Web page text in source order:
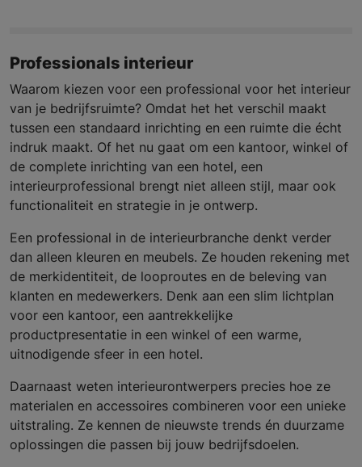
Professionals interieur
Waarom kiezen voor een professional voor het interieur
van je bedrijfsruimte? Omdat het het verschil maakt
tussen een standaard inrichting en een ruimte die écht
indruk maakt. Of het nu gaat om een kantoor, winkel of
de complete inrichting van een hotel, een
interieurprofessional brengt niet alleen stijl, maar ook
functionaliteit en strategie in je ontwerp.
Een professional in de interieurbranche denkt verder
dan alleen kleuren en meubels. Ze houden rekening met
de merkidentiteit, de looproutes en de beleving van
klanten en medewerkers. Denk aan een slim lichtplan
voor een kantoor, een aantrekkelijke
productpresentatie in een winkel of een warme,
uitnodigende sfeer in een hotel.
Daarnaast weten interieurontwerpers precies hoe ze
materialen en accessoires combineren voor een unieke
uitstraling. Ze kennen de nieuwste trends én duurzame
oplossingen die passen bij jouw bedrijfsdoelen.